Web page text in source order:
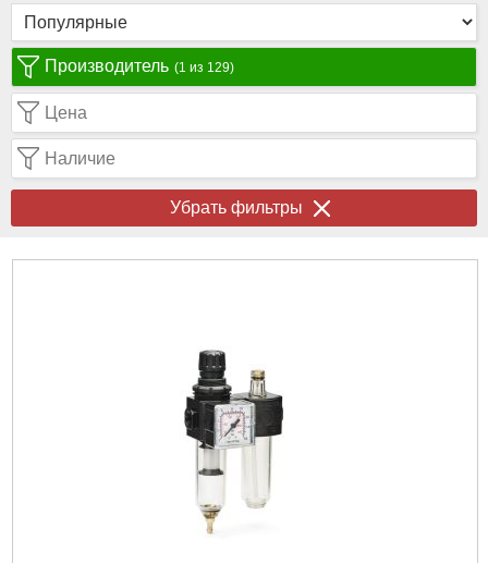
Производитель (1 из 129)
Цена
Наличие
Убрать фильтры